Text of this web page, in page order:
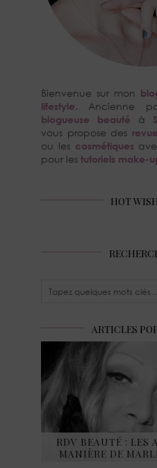
Bienvenue sur mon
lifestyle. Ancienne
blogueuse beauté à
vous propose des
ou les cosmétiques
pour les tutoriels make-
HOT
ARTICLES
RDV BEAUTÉ : LES
MANIÈRE DE